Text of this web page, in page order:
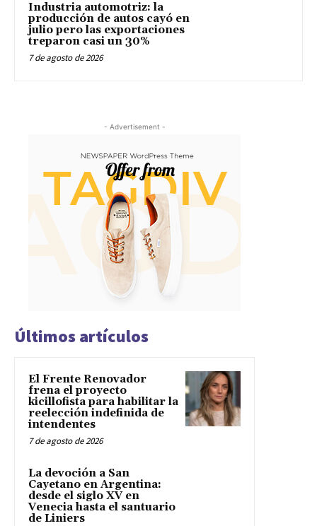
Industria automotriz: la
producción de autos cayó en
julio pero las exportaciones
treparon casi un 30%
7 de agosto de 2026
- Advertisement -
Últimos artículos
El Frente Renovador
frena el proyecto
kicillofista para habilitar la
reelección indefinida de
intendentes
7 de agosto de 2026
La devoción a San
Cayetano en Argentina:
desde el siglo XV en
Venecia hasta el santuario
de Liniers